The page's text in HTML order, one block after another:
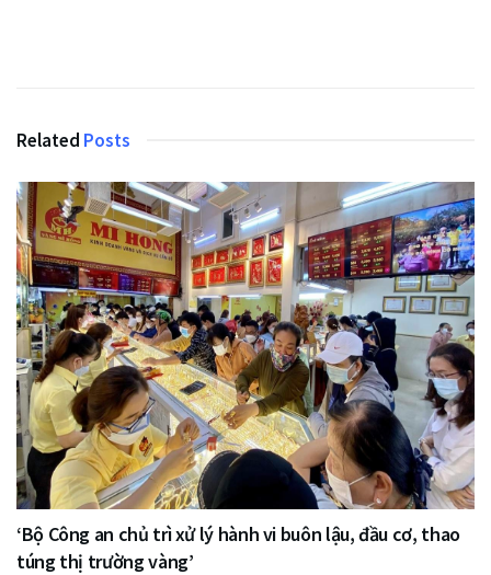
Related Posts
‘Bộ Công an chủ trì xử lý hành vi buôn lậu, đầu cơ, thao
túng thị trường vàng’